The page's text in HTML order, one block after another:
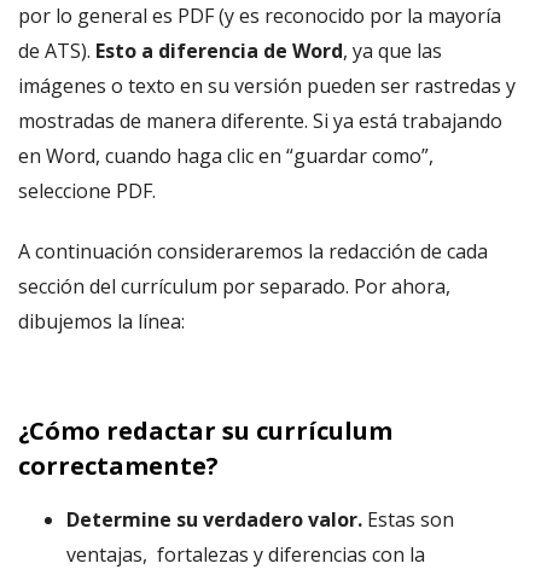
por lo general es PDF (y es reconocido por la mayoría
de ATS). Esto a diferencia de Word, ya que las
imágenes o texto en su versión pueden ser rastredas y
mostradas de manera diferente. Si ya está trabajando
en Word, cuando haga clic en “guardar como”,
seleccione PDF.
A continuación consideraremos la redacción de cada
sección del currículum por separado. Por ahora,
dibujemos la línea:
¿Cómo redactar su currículum
correctamente?
Determine su verdadero valor. Estas son
ventajas, fortalezas y diferencias con la